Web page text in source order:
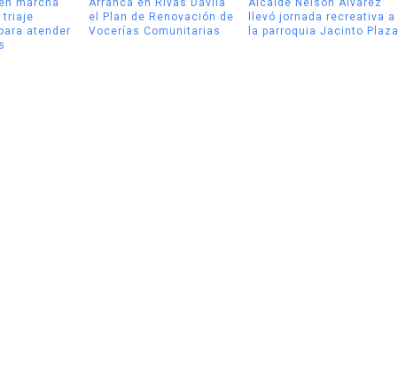
marcha
triaje
atender
Arranca en Rivas Dávila
el Plan de Renovación de
Vocerías Comunitarias
Alcalde Nelson Álvarez
llevó jornada recreativa a
la parroquia Jacinto Plaza